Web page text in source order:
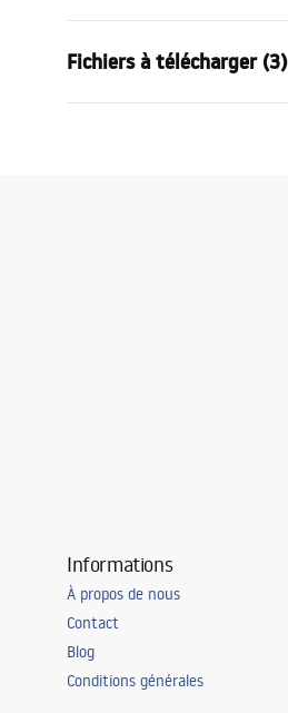
Genre de lampe
Longueur (mm)
Classe d'étanchéité
Chambre
Puissance
Fichiers à télécharger (3)
Informations
À propos de nous
Contact
Blog
Conditions générales